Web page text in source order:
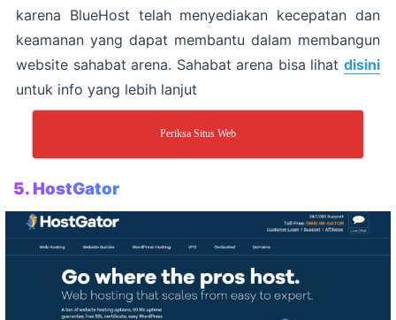
karena BlueHost telah menyediakan kecepatan dan
keamanan yang dapat membantu dalam membangun
website sahabat arena. Sahabat arena bisa lihat disini
untuk info yang lebih lanjut
Periksa Situs Web
5. HostGator